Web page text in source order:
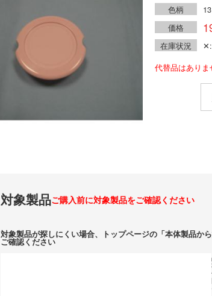
色柄
13
価格
在庫状況
代替品はありま
対象製品ご購入前に対象製品をご確認ください
対象製品が探しにくい場合、トップページの「本体製品か
ご確認ください